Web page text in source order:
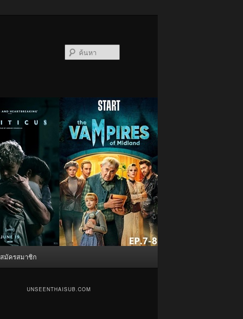
สมัครสมาชิก
UNSEENTHAISUB.COM